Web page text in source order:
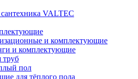
VALTEC
и комплектующие
и комплектующие
труб
пол
для тёплого пола